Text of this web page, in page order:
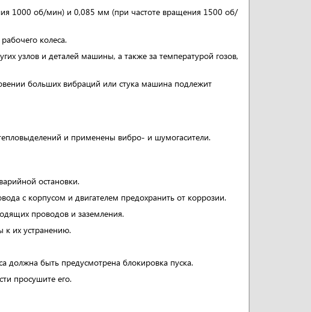
1000 об/мин) и 0,085 мм (при частоте вращения 1500 об/
колеса.
узлов и деталей машины, а также за температурой гозов,
больших вибраций или стука машина подлежит
и применены вибро- и шумогасители.
остановки.
с корпусом и двигателем предохранить от коррозии.
проводов и заземления.
к их устранению.
должна быть предусмотрена блокировка пуска.
просушите его.